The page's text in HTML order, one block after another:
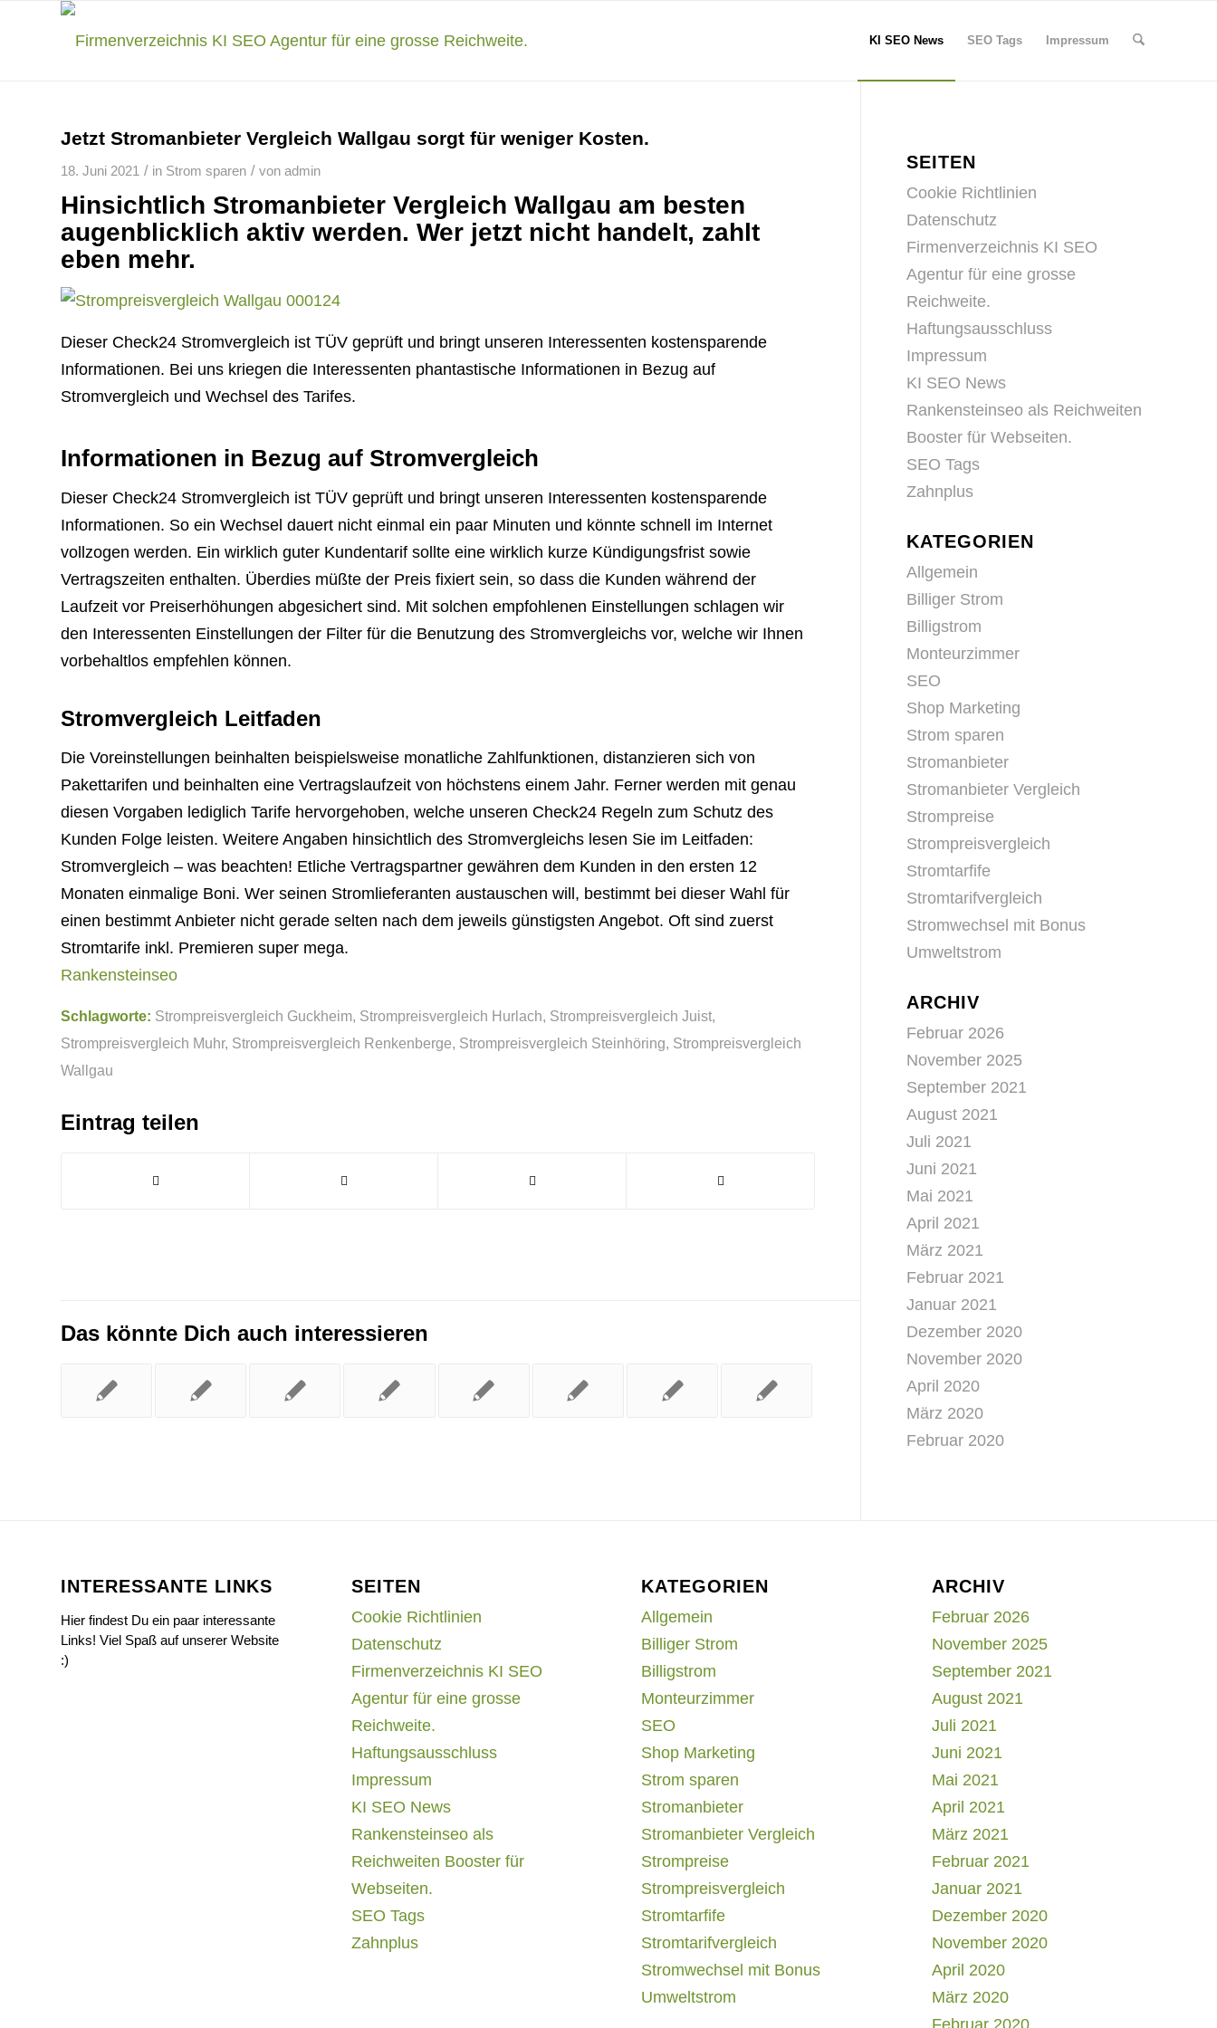
KI SEO News SEO Tags Impressum
Jetzt Stromanbieter Vergleich Wallgau sorgt für weniger Kosten.
18. Juni 2021 / in Strom sparen / von admin
Hinsichtlich Stromanbieter Vergleich Wallgau am besten
augenblicklich aktiv werden. Wer jetzt nicht handelt, zahlt
eben mehr.
Dieser Check24 Stromvergleich ist TÜV geprüft und bringt unseren Interessenten kostensparende
Informationen. Bei uns kriegen die Interessenten phantastische Informationen in Bezug auf
Stromvergleich und Wechsel des Tarifes.
Informationen in Bezug auf Stromvergleich
Dieser Check24 Stromvergleich ist TÜV geprüft und bringt unseren Interessenten kostensparende
Informationen. So ein Wechsel dauert nicht einmal ein paar Minuten und könnte schnell im Internet
vollzogen werden. Ein wirklich guter Kundentarif sollte eine wirklich kurze Kündigungsfrist sowie
Vertragszeiten enthalten. Überdies müßte der Preis fixiert sein, so dass die Kunden während der
Laufzeit vor Preiserhöhungen abgesichert sind. Mit solchen empfohlenen Einstellungen schlagen wir
den Interessenten Einstellungen der Filter für die Benutzung des Stromvergleichs vor, welche wir Ihnen
vorbehaltlos empfehlen können.
Stromvergleich Leitfaden
Die Voreinstellungen beinhalten beispielsweise monatliche Zahlfunktionen, distanzieren sich von
Pakettarifen und beinhalten eine Vertragslaufzeit von höchstens einem Jahr. Ferner werden mit genau
diesen Vorgaben lediglich Tarife hervorgehoben, welche unseren Check24 Regeln zum Schutz des
Kunden Folge leisten. Weitere Angaben hinsichtlich des Stromvergleichs lesen Sie im Leitfaden:
Stromvergleich – was beachten! Etliche Vertragspartner gewähren dem Kunden in den ersten 12
Monaten einmalige Boni. Wer seinen Stromlieferanten austauschen will, bestimmt bei dieser Wahl für
einen bestimmt Anbieter nicht gerade selten nach dem jeweils günstigsten Angebot. Oft sind zuerst
Stromtarife inkl. Premieren super mega.
Rankensteinseo
Schlagworte: Strompreisvergleich Guckheim, Strompreisvergleich Hurlach, Strompreisvergleich Juist,
Strompreisvergleich Muhr, Strompreisvergleich Renkenberge, Strompreisvergleich Steinhöring, Strompreisvergleich
Wallgau
Eintrag teilen
Das könnte Dich auch interessieren
SEITEN
Cookie Richtlinien
Datenschutz
Firmenverzeichnis KI SEO
Agentur für eine grosse
Reichweite.
Haftungsausschluss
Impressum
KI SEO News
Rankensteinseo als Reichweiten
Booster für Webseiten.
SEO Tags
Zahnplus
KATEGORIEN
Allgemein
Billiger Strom
Billigstrom
Monteurzimmer
SEO
Shop Marketing
Strom sparen
Stromanbieter
Stromanbieter Vergleich
Strompreise
Strompreisvergleich
Stromtarfife
Stromtarifvergleich
Stromwechsel mit Bonus
Umweltstrom
ARCHIV
Februar 2026
November 2025
September 2021
August 2021
Juli 2021
Juni 2021
Mai 2021
April 2021
März 2021
Februar 2021
Januar 2021
Dezember 2020
November 2020
April 2020
März 2020
Februar 2020
INTERESSANTE LINKS
Hier findest Du ein paar interessante
Links! Viel Spaß auf unserer Website
:)
SEITEN
Cookie Richtlinien
Datenschutz
Firmenverzeichnis KI SEO
Agentur für eine grosse
Reichweite.
Haftungsausschluss
Impressum
KI SEO News
Rankensteinseo als
Reichweiten Booster für
Webseiten.
SEO Tags
Zahnplus
KATEGORIEN
Allgemein
Billiger Strom
Billigstrom
Monteurzimmer
SEO
Shop Marketing
Strom sparen
Stromanbieter
Stromanbieter Vergleich
Strompreise
Strompreisvergleich
Stromtarfife
Stromtarifvergleich
Stromwechsel mit Bonus
Umweltstrom
ARCHIV
Februar 2026
November 2025
September 2021
August 2021
Juli 2021
Juni 2021
Mai 2021
April 2021
März 2021
Februar 2021
Januar 2021
Dezember 2020
November 2020
April 2020
März 2020